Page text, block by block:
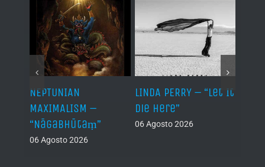
NEPTUNIAN
MAXIMALISM –
“Nāgabhūtaṃ”
06 Agosto 2026
LINDA PERRY – “Let It
Die Here”
06 Agosto 2026